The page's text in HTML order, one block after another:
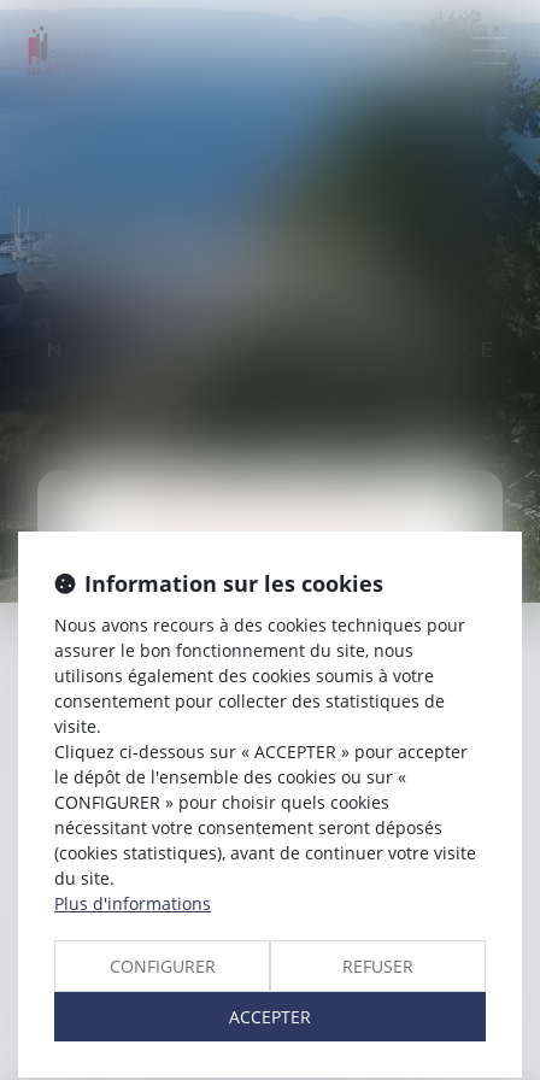
DROIT DE LA FAMILLE
Le droit de la famille organise les relations
juridiques entre les membres d’une même famille.
Il s’agit notamment des règles régissant les liens
d’alliance comme le mariage ou le pacs et les liens
de parenté...
EN SAVOIR PLUS
DROIT IMMOBILIER
Le droit immobilier parcourt les branches privées
comme publiques du droit des biens, en
s'attachant uniquement aux règles qui
administrent les immeubles.....
Information sur les cookies
Nous avons recours à des cookies techniques pour
assurer le bon fonctionnement du site, nous
utilisons également des cookies soumis à votre
consentement pour collecter des statistiques de
visite.
Cliquez ci-dessous sur « ACCEPTER » pour accepter
le dépôt de l'ensemble des cookies ou sur «
CONFIGURER » pour choisir quels cookies
nécessitant votre consentement seront déposés
(cookies statistiques), avant de continuer votre visite
du site.
Plus d'informations
CONFIGURER REFUSER
ACCEPTER